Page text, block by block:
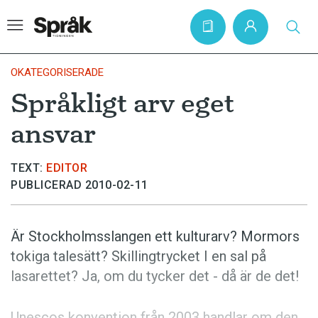
Hem
Artiklar
Krönikor
Språkfrågor
Bokrecensioner
Kviss
OKATEGORISERADE
Språkligt arv eget
ansvar
TEXT: EDITOR
PUBLICERAD 2010-02-11
Är Stockholmsslangen ett kulturarv? Mormors
tokiga talesätt? Skillingtrycket I en sal på
lasarettet? Ja, om du tycker det - då är de det!